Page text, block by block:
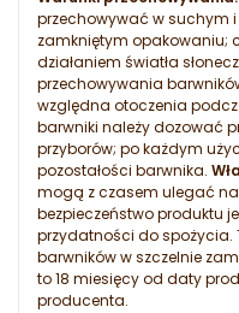
przechowywać w suchym
zamkniętym opakowaniu;
działaniem światła
przechowywania
względna otoczenia
barwniki należy dozować
przyborów; po każdym
pozostałości barwnika.
mogą z czasem ulegać
bezpieczeństwo produktu
przydatności do spożycia.
barwników w szczelnie
to 18 miesięcy od daty
producenta.